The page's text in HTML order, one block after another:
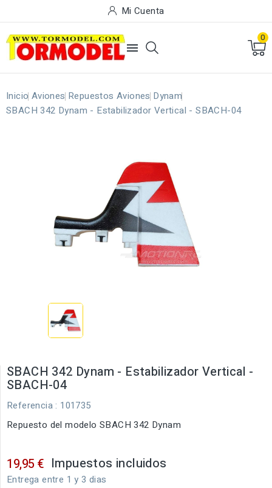
Mi Cuenta

0
Inicio Aviones Repuestos Aviones Dynam
SBACH 342 Dynam - Estabilizador Vertical - SBACH-04
SBACH 342 Dynam - Estabilizador Vertical -
SBACH-04
Referencia : 101735
Repuesto del modelo SBACH 342 Dynam
19,95 € Impuestos incluidos
Entrega entre 1 y 3 dias